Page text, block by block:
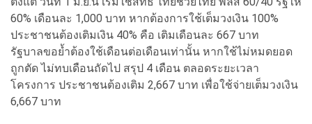
60% เดือนละ 1,000 บาท หากต้องการใช้เต็มวงเงิน 100%
ประชาชนต้องเติมเงิน 40% คือ เติมเดือนละ 667 บาท
รัฐบาลขอย้ำต้องใช้เดือนต่อเดือนเท่านั้น หากใช้ไม่หมดยอด
ถูกตัด ไม่ทบเดือนถัดไป สรุป 4 เดือน ตลอดระยะเวลา
โครงการ ประชาชนต้องเติม 2,667 บาท เพื่อใช้จ่ายเต็มวงเงิน
6,667 บาท